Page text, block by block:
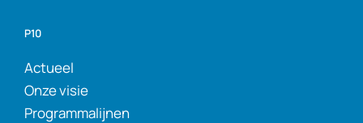
P10
Actueel
Onze visie
Programmalijnen